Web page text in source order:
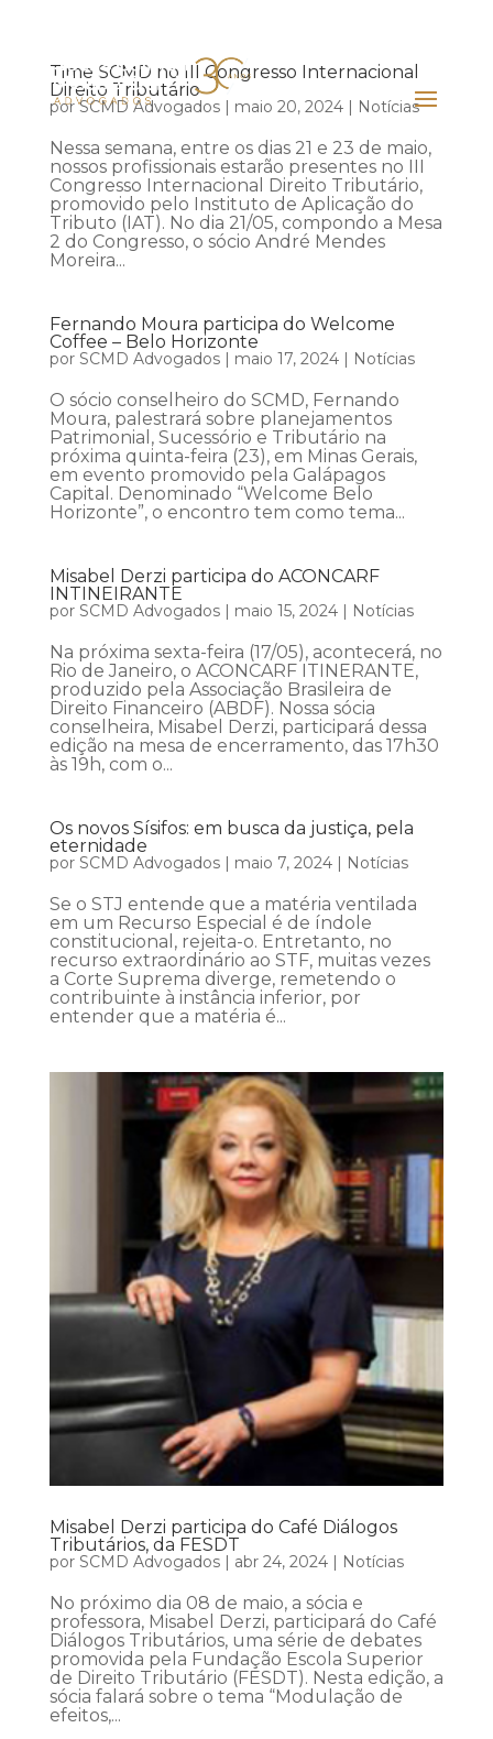
Time SCMD no III Congresso Internacional
Direito Tributário
porSCMD Advogados| maio 20, 2024| Notícias
Nessa semana, entre os dias 21 e 23 de maio,
nossos profissionais estarão presentes no III
Congresso Internacional Direito Tributário,
promovido pelo Instituto de Aplicação do
Tributo (IAT). No dia 21/05, compondo a Mesa
2 do Congresso, o sócio André Mendes
Moreira...
Fernando Moura participa do Welcome
Coffee – Belo Horizonte
por SCMD Advogados| maio 17, 2024| Notícias
O sócio conselheiro do SCMD, Fernando
Moura, palestrará sobre planejamentos
Patrimonial, Sucessório e Tributário na
próxima quinta-feira (23), em Minas Gerais,
em evento promovido pela Galápagos
Capital. Denominado “Welcome Belo
Horizonte”, o encontro tem como tema...
Misabel Derzi participa do ACONCARF
INTINEIRANTE
por SCMD Advogados| maio 15, 2024| Notícias
Na próxima sexta-feira (17/05), acontecerá, no
Rio de Janeiro, o ACONCARF ITINERANTE,
produzido pela Associação Brasileira de
Direito Financeiro (ABDF). Nossa sócia
conselheira, Misabel Derzi, participará dessa
edição na mesa de encerramento, das 17h30
às 19h, com o...
Os novos Sísifos: em busca da justiça, pela
eternidade
por SCMD Advogados| maio 7, 2024| Notícias
Se o STJ entende que a matéria ventilada
em um Recurso Especial é de índole
constitucional, rejeita-o. Entretanto, no
recurso extraordinário ao STF, muitas vezes
a Corte Suprema diverge, remetendo o
contribuinte à instância inferior, por
entender que a matéria é...
Misabel Derzi participa do Café Diálogos
Tributários, da FESDT
por SCMD Advogados| abr 24, 2024| Notícias
No próximo dia 08 de maio, a sócia e
professora, Misabel Derzi, participará do Café
Diálogos Tributários, uma série de debates
promovida pela Fundação Escola Superior
de Direito Tributário (FESDT). Nesta edição, a
sócia falará sobre o tema “Modulação de
efeitos,...